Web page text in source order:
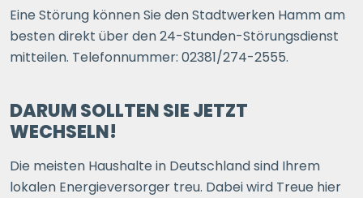
Eine Störung können Sie den Stadtwerken Hamm am
besten direkt über den 24-Stunden-Störungsdienst
mitteilen. Telefonnummer: 02381/274-2555.
DARUM SOLLTEN SIE JETZT
WECHSELN!
Die meisten Haushalte in Deutschland sind Ihrem
lokalen Energieversorger treu. Dabei wird Treue hier